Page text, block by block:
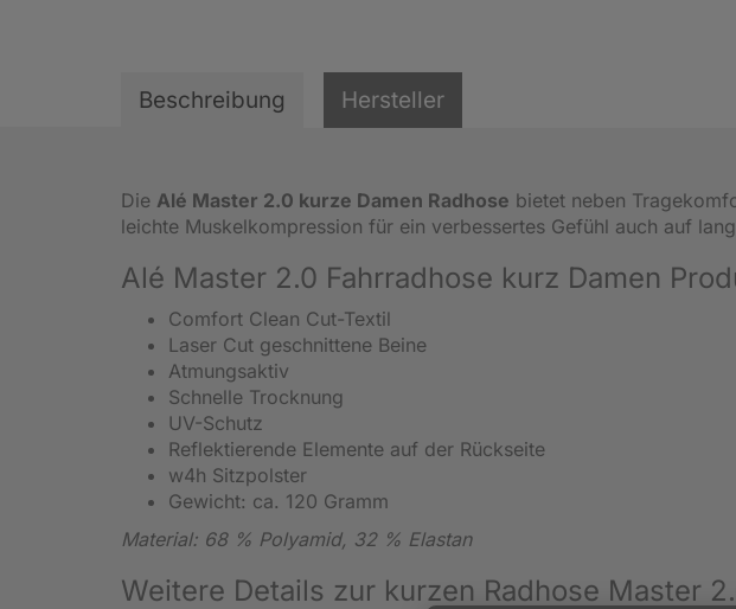
Beschreibung Hersteller
Die Alé Master 2.0 kurze Damen Radhose bietet neben
leichte Muskelkompression für ein verbessertes Gefühl auch auf
Alé Master 2.0 Fahrradhose kurz Damen
Comfort Clean Cut-Textil
Laser Cut geschnittene Beine
Atmungsaktiv
Schnelle Trocknung
UV-Schutz
Reflektierende Elemente auf der Rückseite
w4h Sitzpolster
Gewicht: ca. 120 Gramm
Material: 68 % Polyamid, 32 % Elastan
Weitere Details zur kurzen Radhose Master